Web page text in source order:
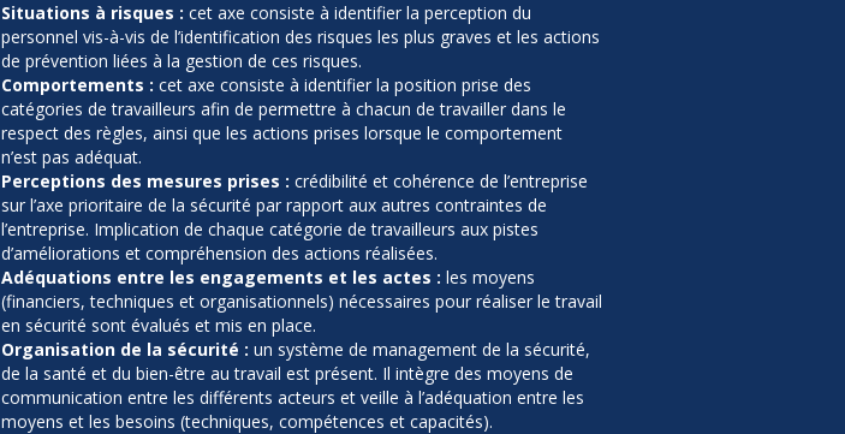
Situations à risques : cet axe consiste à identifier la perception du
personnel vis-à-vis de l’identification des risques les plus graves et les actions
de prévention liées à la gestion de ces risques.
Comportements : cet axe consiste à identifier la position prise des
catégories de travailleurs afin de permettre à chacun de travailler dans le
respect des règles, ainsi que les actions prises lorsque le comportement
n’est pas adéquat.
Perceptions des mesures prises : crédibilité et cohérence de l’entreprise
sur l’axe prioritaire de la sécurité par rapport aux autres contraintes de
l’entreprise. Implication de chaque catégorie de travailleurs aux pistes
d’améliorations et compréhension des actions réalisées.
Adéquations entre les engagements et les actes : les moyens
(financiers, techniques et organisationnels) nécessaires pour réaliser le travail
en sécurité sont évalués et mis en place.
Organisation de la sécurité : un système de management de la sécurité,
de la santé et du bien-être au travail est présent. Il intègre des moyens de
communication entre les différents acteurs et veille à l’adéquation entre les
moyens et les besoins (techniques, compétences et capacités).